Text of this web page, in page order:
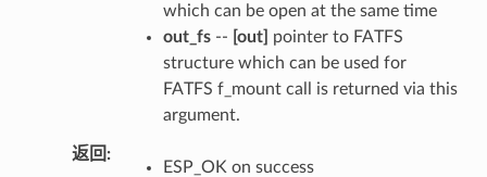
which can be open at the same time
out_fs-- [out]
pointer to FATFS
structure which can be used for
FATFS f_mount call is returned via this
argument.
返回
ESP_OK on success